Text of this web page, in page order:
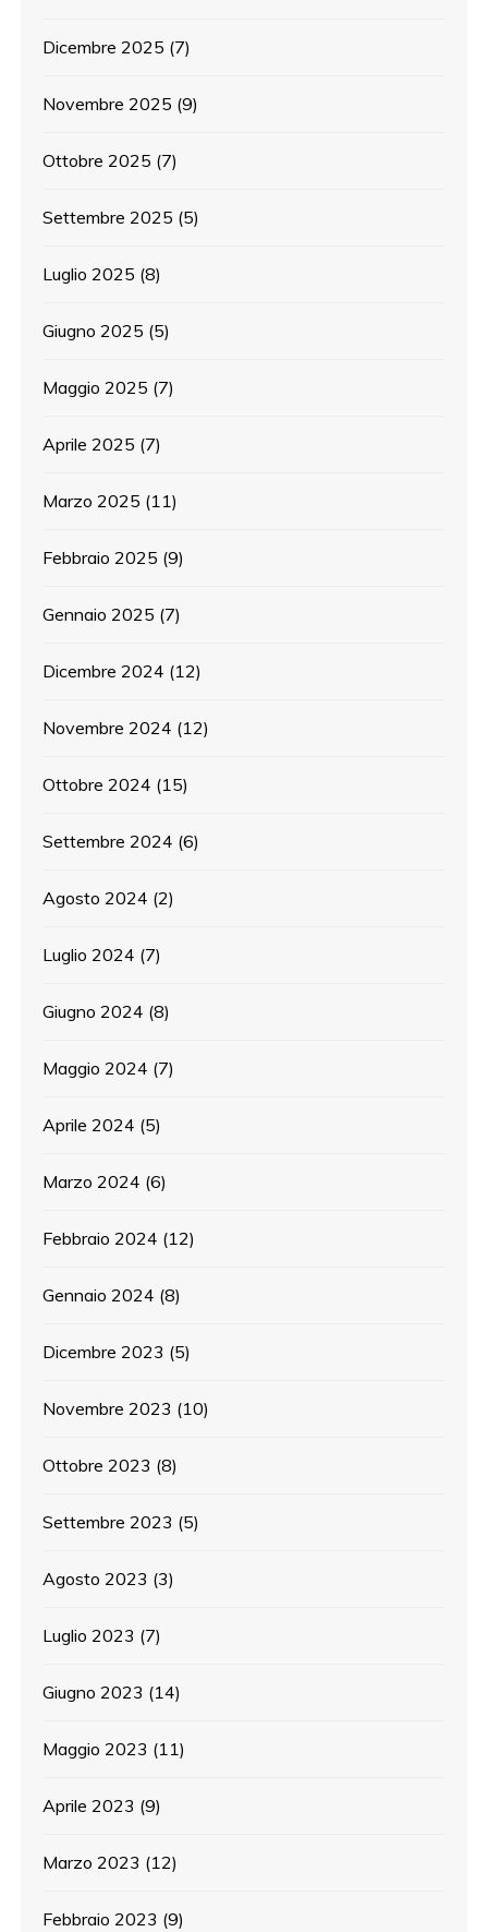
Dicembre 2025 (7)
Novembre 2025 (9)
Ottobre 2025 (7)
Settembre 2025 (5)
Luglio 2025 (8)
Giugno 2025 (5)
Maggio 2025 (7)
Aprile 2025 (7)
Marzo 2025 (11)
Febbraio 2025 (9)
Gennaio 2025 (7)
Dicembre 2024 (12)
Novembre 2024 (12)
Ottobre 2024 (15)
Settembre 2024 (6)
Agosto 2024 (2)
Luglio 2024 (7)
Giugno 2024 (8)
Maggio 2024 (7)
Aprile 2024 (5)
Marzo 2024 (6)
Febbraio 2024 (12)
Gennaio 2024 (8)
Dicembre 2023 (5)
Novembre 2023 (10)
Ottobre 2023 (8)
Settembre 2023 (5)
Agosto 2023 (3)
Luglio 2023 (7)
Giugno 2023 (14)
Maggio 2023 (11)
Aprile 2023 (9)
Marzo 2023 (12)
Febbraio 2023 (9)